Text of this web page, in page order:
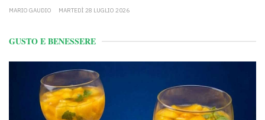
MARIO GAUDIO MARTEDÌ 28 LUGLIO 2026
GUSTO E BENESSERE